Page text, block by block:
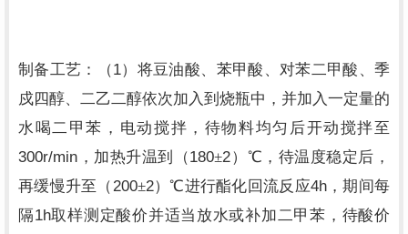
制备工艺：（1）将豆油酸、苯甲酸、对苯二甲酸、季
戍四醇、二乙二醇依次加入到烧瓶中，并加入一定量的
水喝二甲苯，电动搅拌，待物料均匀后开动搅拌至
300r/min ，加热升温到（180±2）℃，待温度稳定后，
再缓慢升至（200±2）℃进行酯化回流反应4h，期间每
隔1h取样测定酸价并适当放水或补加二甲苯，待酸价